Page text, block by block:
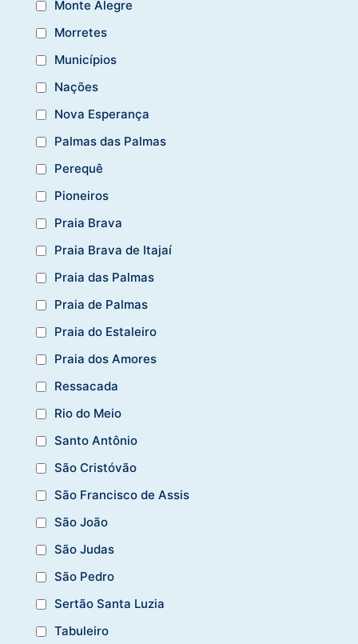
Monte Alegre
Morretes
Municípios
Nações
Nova Esperança
Palmas das Palmas
Perequê
Pioneiros
Praia Brava
Praia Brava de Itajaí
Praia das Palmas
Praia de Palmas
Praia do Estaleiro
Praia dos Amores
Ressacada
Rio do Meio
Santo Antônio
São Cristóvão
São Francisco de Assis
São João
São Judas
São Pedro
Sertão Santa Luzia
Tabuleiro